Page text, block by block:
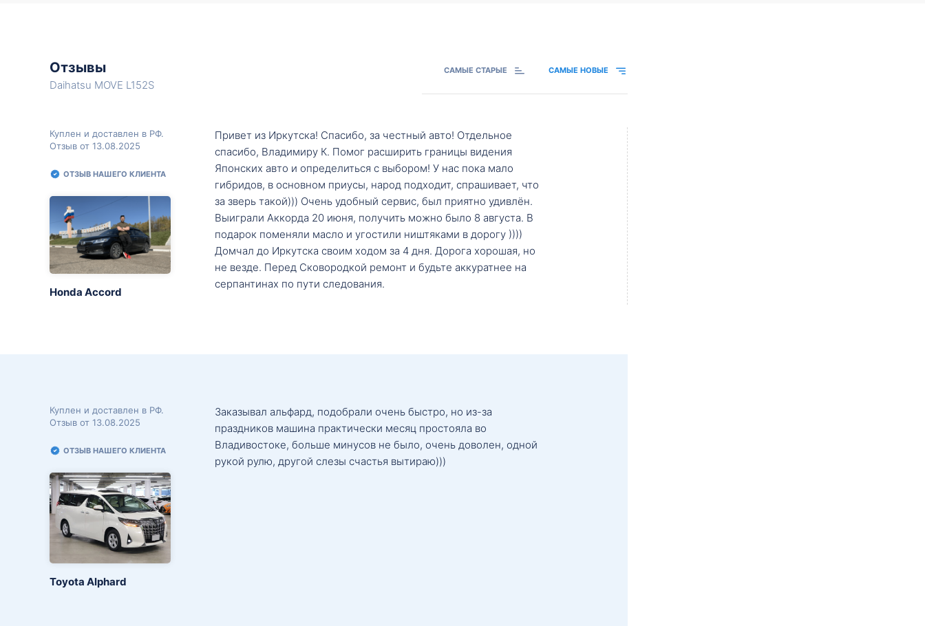
Отзывы
Daihatsu MOVE L152S
САМЫЕ СТАРЫЕ САМЫЕ НОВЫЕ
Куплен и доставлен в РФ.
Отзыв от 13.08.2025
ОТЗЫВ НАШЕГО КЛИЕНТА
Honda Accord
Привет из Иркутска! Спасибо, за честный авто! Отдельное
спасибо, Владимиру К. Помог расширить границы видения
Японских авто и определиться с выбором! У нас пока мало
гибридов, в основном приусы, народ подходит, спрашивает, что
за зверь такой))) Очень удобный сервис, был приятно удивлён.
Выиграли Аккорда 20 июня, получить можно было 8 августа. В
подарок поменяли масло и угостили ништяками в дорогу ))))
Домчал до Иркутска своим ходом за 4 дня. Дорога хорошая, но
не везде. Перед Сковородкой ремонт и будьте аккуратнее на
серпантинах по пути следования.
Куплен и доставлен в РФ.
Отзыв от 13.08.2025
ОТЗЫВ НАШЕГО КЛИЕНТА
Toyota Alphard
Заказывал альфард, подобрали очень быстро, но из-за
праздников машина практически месяц простояла во
Владивостоке, больше минусов не было, очень доволен, одной
рукой рулю, другой слезы счастья вытираю)))